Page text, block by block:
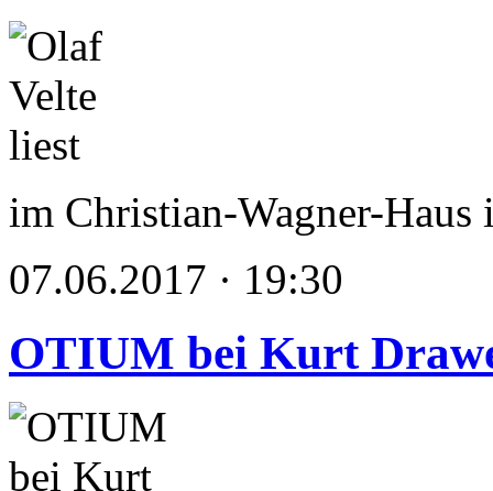
im Christian-Wagner-Haus
07.06.2017 · 19:30
OTIUM bei Kurt